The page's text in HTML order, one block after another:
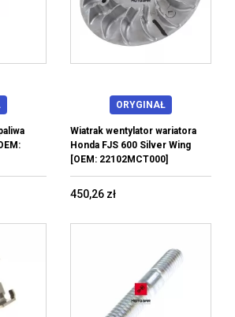
ORYGINAŁ
Wiatrak wentylator wariatora
Honda FJS 600 Silver Wing
[OEM: 22102MCT000]
450,26 zł